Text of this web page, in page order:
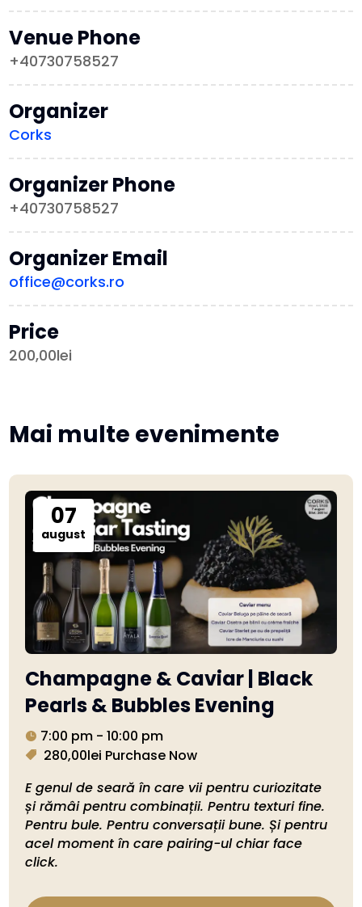
Venue Phone
+40730758527
Organizer
Corks
Organizer Phone
+40730758527
Organizer Email
office@corks.ro
Price
200,00lei
Mai multe evenimente
07
august
Champagne & Caviar | Black
Pearls & Bubbles Evening
7:00 pm - 10:00 pm
280,00lei Purchase Now
E genul de seară în care vii pentru curiozitate
și rămâi pentru combinații. Pentru texturi fine.
Pentru bule. Pentru conversații bune. Și pentru
acel moment în care pairing-ul chiar face
click.